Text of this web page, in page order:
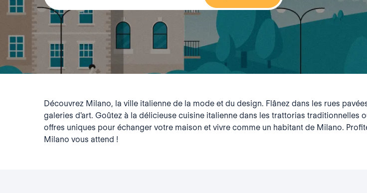
Découvrez Milano, la ville italienne de la mode et du design. Flânez dans les rues
galeries d'art. Goûtez à la délicieuse cuisine italienne dans les trattorias traditionnelles
offres uniques pour échanger votre maison et vivre comme un habitant de Milano.
Milano vous attend !